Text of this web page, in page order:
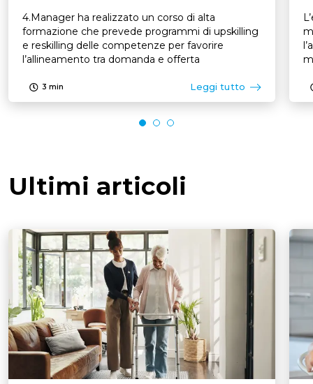
4.Manager ha realizzato un corso di alta
formazione che prevede programmi di upskilling
e reskilling delle competenze per favorire
l’allineamento tra domanda e offerta
3 min Leggi tutto
Ultimi articoli